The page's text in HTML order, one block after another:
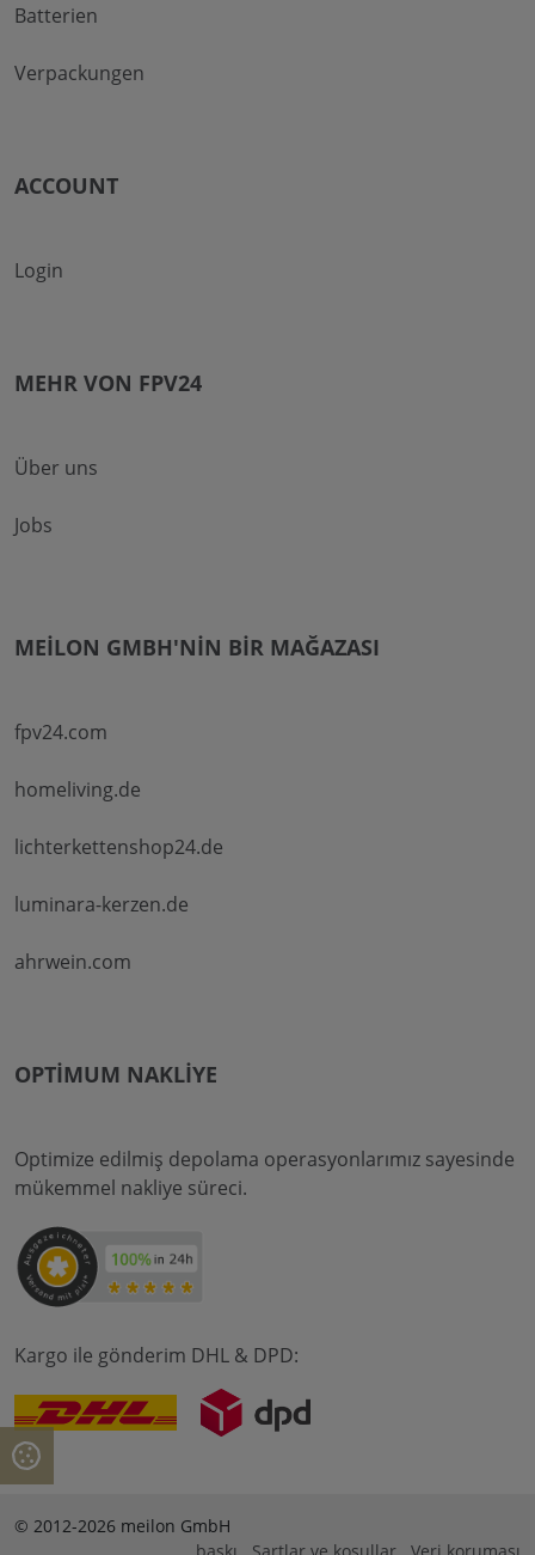
Batterien
Verpackungen
ACCOUNT
Login
MEHR VON FPV24
Über uns
Jobs
MEILON GMBH'NIN BIR MAĞAZASI
fpv24.com
homeliving.de
lichterkettenshop24.de
luminara-kerzen.de
ahrwein.com
OPTIMUM NAKLIYE
Optimize edilmiş depolama operasyonlarımız sayesinde
mükemmel nakliye süreci.
Kargo ile gönderim DHL & DPD:
© 2012-2026 meilon GmbH
baskı
Şartlar ve koşullar Veri koruması